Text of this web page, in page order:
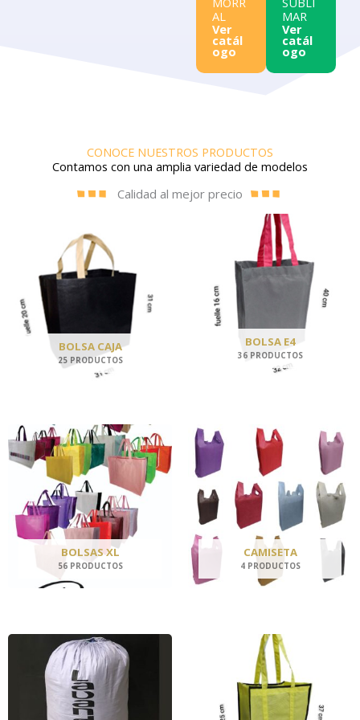
AL
Ver
catál
ogo
MAR
Ver
catál
ogo
CONOCE NUESTROS PRODUCTOS
Contamos con una amplia variedad de modelos
Calidad al mejor precio
BOLSA CAJA
25 PRODUCTOS
BOLSA E4
36 PRODUCTOS
BOLSAS XL
56 PRODUCTOS
CAMISETA
4 PRODUCTOS